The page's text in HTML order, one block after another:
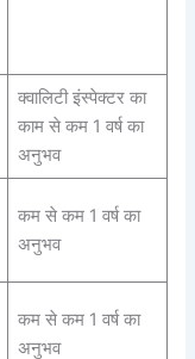
क्वालिटी इंस्पेक्टर का
काम से कम 1 वर्ष का
अनुभव
कम से कम 1 वर्ष का
अनुभव
कम से कम 1 वर्ष का
अनुभव